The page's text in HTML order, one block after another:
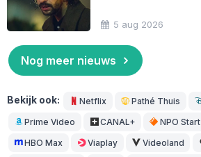
5 aug 2026
Nog meer nieuws
Bekijk ook: Netflix Pathé Thuis
Prime Video CANAL+ NPO Start
HBO Max Viaplay Videoland